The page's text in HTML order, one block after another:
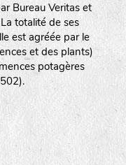
Bureau Veritas et
totalité de ses
est agréée par le
et des plants)
potagères